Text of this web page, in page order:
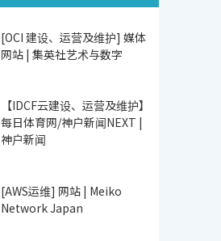
[OCI 建设、运营及维护] 媒体
网站 | 集英社艺术与数字
【IDCF云建设、运营及维护】
每日体育网/神户新闻NEXT |
神户新闻
[AWS运维] 网站 | Meiko
Network Japan